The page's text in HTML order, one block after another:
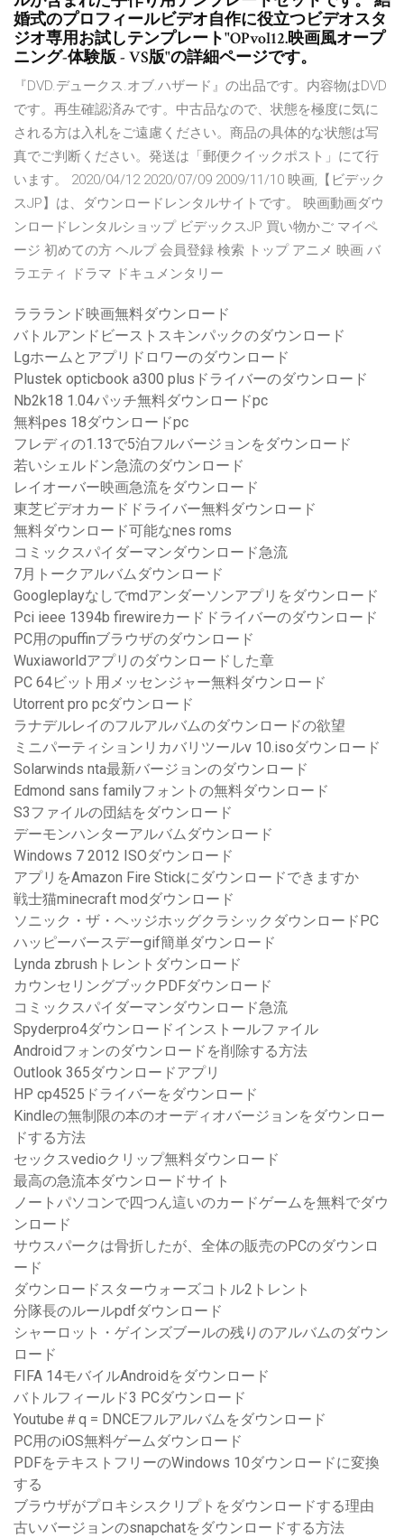
婚式のプロフィールビデオ自作に役立つビデオスタ
ジオ専用お試しテンプレート"OPvol12.映画風オープ
ニング-体験版 - VS版"の詳細ページです。
『DVD.デュークス.オブ.ハザード』の出品です。内容物はDVD
です。再生確認済みです。中古品なので、状態を極度に気に
される方は入札をご遠慮ください。商品の具体的な状態は写
真でご判断ください。発送は「郵便クイックポスト」にて行
います。 2020/04/12 2020/07/09 2009/11/10 映画,【ビデック
スJP】は、ダウンロードレンタルサイトです。 映画動画ダウ
ンロードレンタルショップ ビデックスJP 買い物かご マイペ
ージ 初めての方 ヘルプ 会員登録 検索 トップ アニメ 映画 バ
ラエティ ドラマ ドキュメンタリー
ララランド映画無料ダウンロード
バトルアンドビーストスキンパックのダウンロード
Lgホームとアプリドロワーのダウンロード
Plustek opticbook a300 plusドライバーのダウンロード
Nb2k18 1.04パッチ無料ダウンロードpc
無料pes 18ダウンロードpc
フレディの1.13で5泊フルバージョンをダウンロード
若いシェルドン急流のダウンロード
レイオーバー映画急流をダウンロード
東芝ビデオカードドライバー無料ダウンロード
無料ダウンロード可能なnes roms
コミックスパイダーマンダウンロード急流
7月トークアルバムダウンロード
Googleplayなしでmdアンダーソンアプリをダウンロード
Pci ieee 1394b firewireカードドライバーのダウンロード
PC用のpuffinブラウザのダウンロード
Wuxiaworldアプリのダウンロードした章
PC 64ビット用メッセンジャー無料ダウンロード
Utorrent pro pcダウンロード
ラナデルレイのフルアルバムのダウンロードの欲望
ミニパーティションリカバリツールv 10.isoダウンロード
Solarwinds nta最新バージョンのダウンロード
Edmond sans familyフォントの無料ダウンロード
S3ファイルの団結をダウンロード
デーモンハンターアルバムダウンロード
Windows 7 2012 ISOダウンロード
アプリをAmazon Fire Stickにダウンロードできますか
戦士猫minecraft modダウンロード
ソニック・ザ・ヘッジホッグクラシックダウンロードPC
ハッピーバースデーgif簡単ダウンロード
Lynda zbrushトレントダウンロード
カウンセリングブックPDFダウンロード
コミックスパイダーマンダウンロード急流
Spyderpro4ダウンロードインストールファイル
Androidフォンのダウンロードを削除する方法
Outlook 365ダウンロードアプリ
HP cp4525ドライバーをダウンロード
Kindleの無制限の本のオーディオバージョンをダウンロー
ドする方法
セックスvedioクリップ無料ダウンロード
最高の急流本ダウンロードサイト
ノートパソコンで四つん這いのカードゲームを無料でダウ
ンロード
サウスパークは骨折したが、全体の販売のPCのダウンロ
ード
ダウンロードスターウォーズコトル2トレント
分隊長のルールpdfダウンロード
シャーロット・ゲインズブールの残りのアルバムのダウン
ロード
FIFA 14モバイルAndroidをダウンロード
バトルフィールド3 PCダウンロード
Youtube＃q = DNCEフルアルバムをダウンロード
PC用のiOS無料ゲームダウンロード
PDFをテキストフリーのWindows 10ダウンロードに変換
する
ブラウザがプロキシスクリプトをダウンロードする理由
古いバージョンのsnapchatをダウンロードする方法